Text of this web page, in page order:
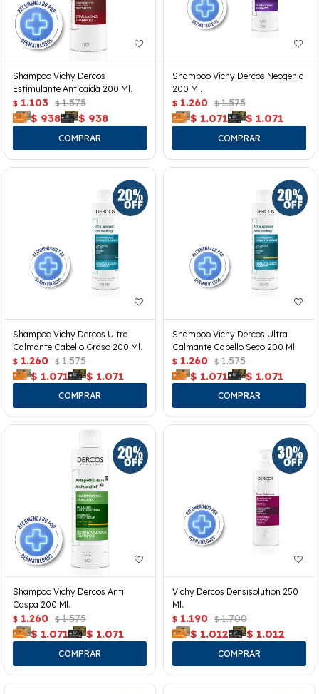
Shampoo Vichy Dercos
Estimulante Anticaída 200 Ml.
$ 1.103 $ 1.575
$ 938 $ 938
Shampoo Vichy Dercos Neogenic
200 Ml.
$ 1.260 $ 1.575
$ 1.071 $ 1.071
Shampoo Vichy Dercos Ultra
Calmante Cabello Graso 200 Ml.
$ 1.260 $ 1.575
$ 1.071 $ 1.071
Shampoo Vichy Dercos Ultra
Calmante Cabello Seco 200 Ml.
$ 1.260 $ 1.575
$ 1.071 $ 1.071
Shampoo Vichy Dercos Anti
Caspa 200 Ml.
$ 1.260 $ 1.575
$ 1.071 $ 1.071
Vichy Dercos Densisolution 250
Ml.
$ 1.190 $ 1.700
$ 1.012 $ 1.012